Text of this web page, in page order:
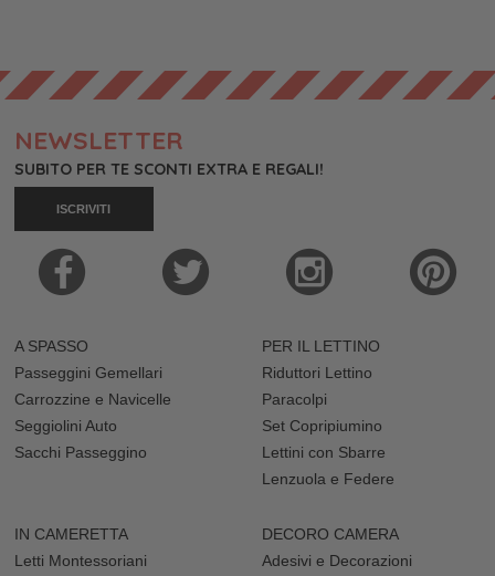
NEWSLETTER
SUBITO PER TE SCONTI EXTRA E REGALI!
ISCRIVITI
A SPASSO
Passeggini Gemellari
Carrozzine e Navicelle
Seggiolini Auto
Sacchi Passeggino
PER IL LETTINO
Riduttori Lettino
Paracolpi
Set Copripiumino
Lettini con Sbarre
Lenzuola e Federe
IN CAMERETTA
Letti Montessoriani
DECORO CAMERA
Adesivi e Decorazioni